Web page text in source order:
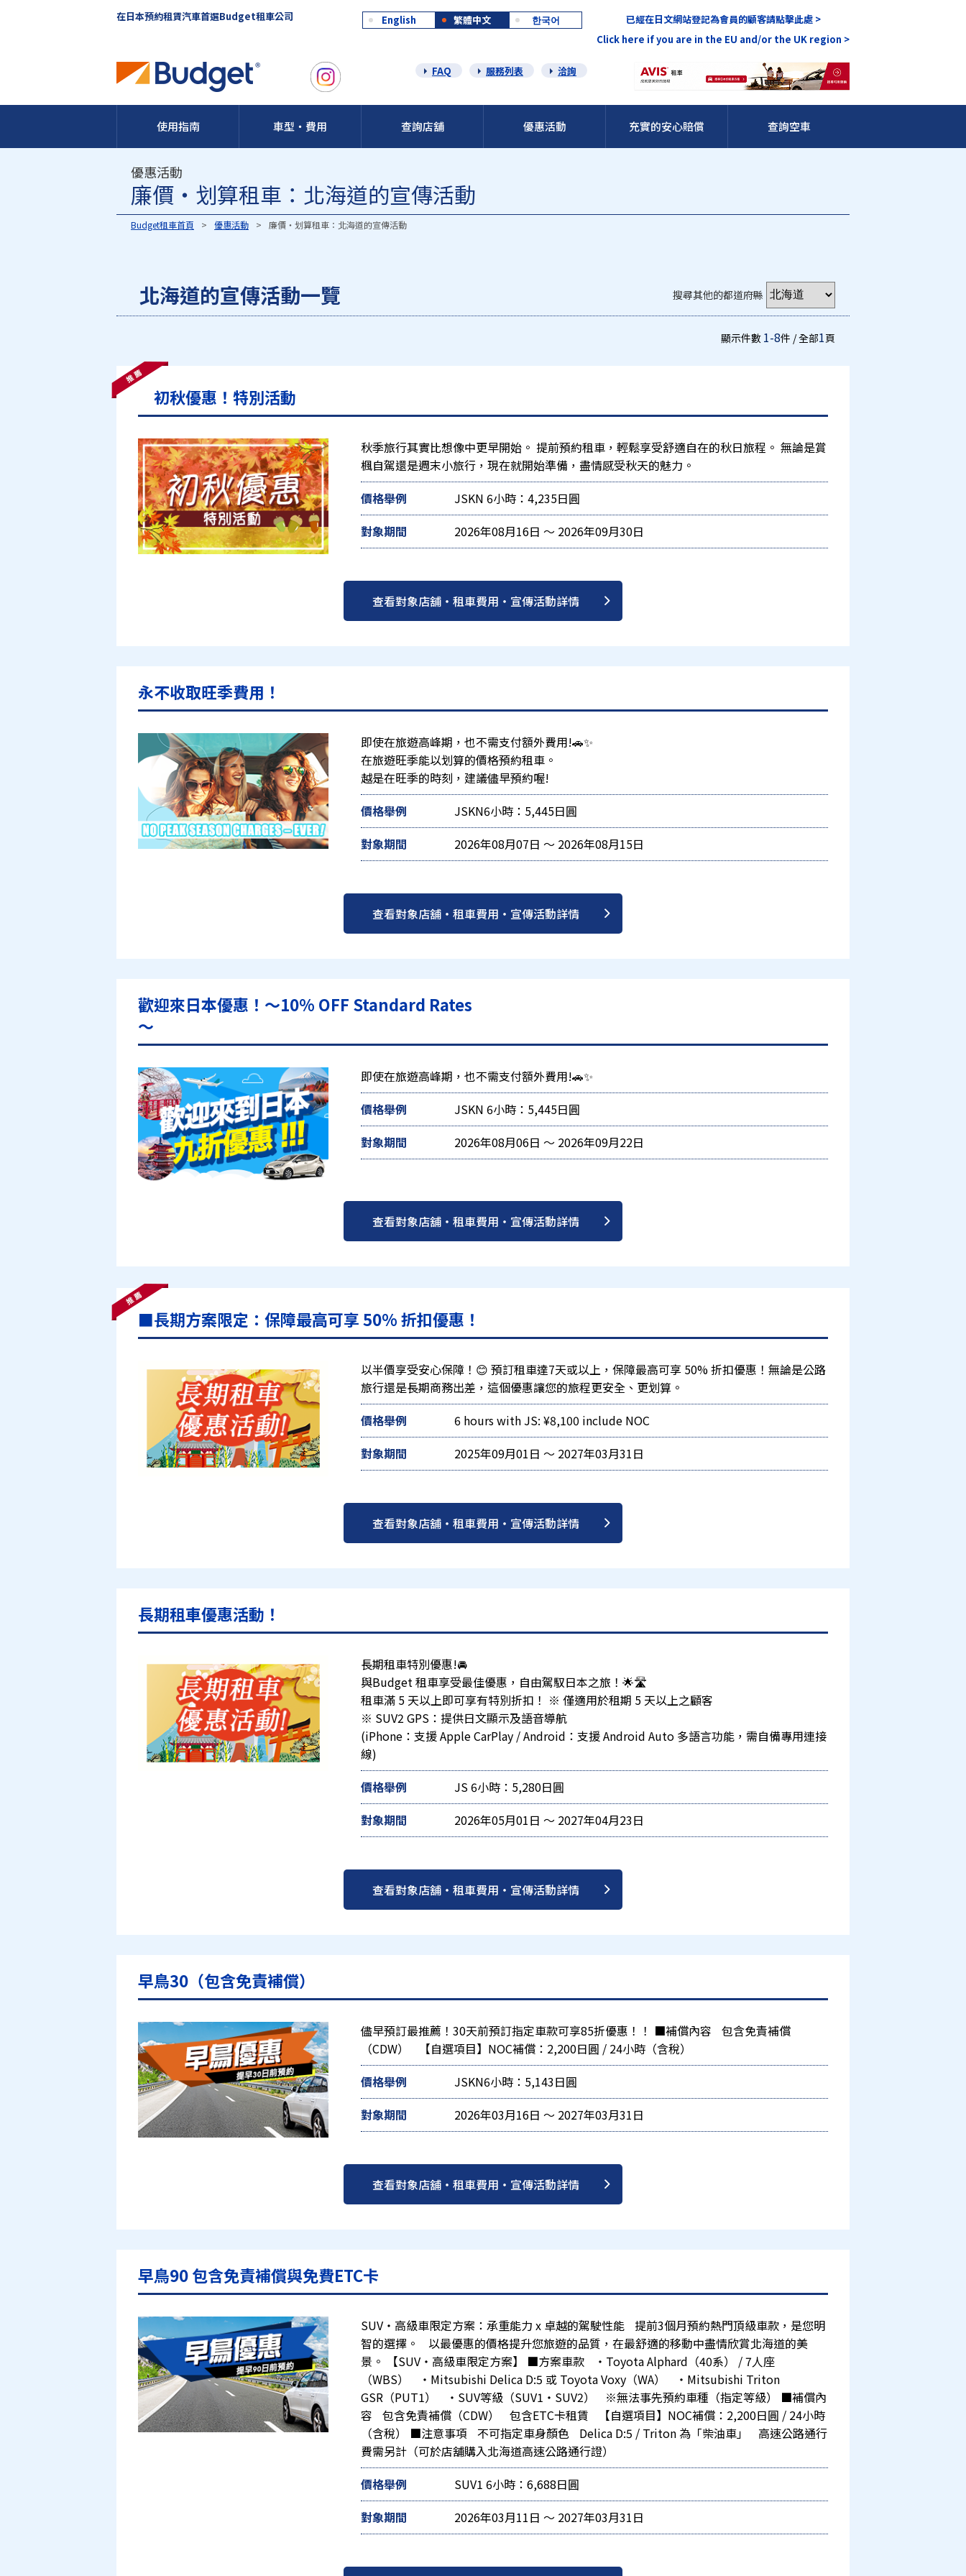
在日本預約租賃汽車首選Budget租車公司
已經在日文網站登記為會員的顧客請點擊此處 >
Click here if you are in the EU and/or the UK region >
English 繁體中文 한국어
FAQ 服務列表 洽詢
使用指南 車型・費用 查詢店舖 優惠活動 充實的安心賠償 查詢空車
優惠活動
廉價・划算租車：北海道的宣傳活動
Budget租車首頁 優惠活動 廉價・划算租車：北海道的宣傳活動
北海道的宣傳活動一覽 搜尋其他的都道府縣
顯示件數 1-8件 / 全部1頁
初秋優惠！特別活動
秋季旅行其實比想像中更早開始。 提前預約租車，輕鬆享受舒適自在的秋日旅程。 無論是賞
楓自駕還是週末小旅行，現在就開始準備，盡情感受秋天的魅力。
價格舉例
JSKN 6小時：4,235日圓
對象期間
2026年08月16日 ～ 2026年09月30日
查看對象店舖・租車費用・宣傳活動詳情
永不收取旺季費用！
即使在旅遊高峰期，也不需支付額外費用!🚗✨
在旅遊旺季能以划算的價格預約租車。
越是在旺季的時刻，建議儘早預約喔!
價格舉例
JSKN6小時：5,445日圓
對象期間
2026年08月07日 ～ 2026年08月15日
查看對象店舖・租車費用・宣傳活動詳情
歡迎來日本優惠！～10% OFF Standard Rates
～
即使在旅遊高峰期，也不需支付額外費用!🚗✨
價格舉例
JSKN 6小時：5,445日圓
對象期間
2026年08月06日 ～ 2026年09月22日
查看對象店舖・租車費用・宣傳活動詳情
■長期方案限定：保障最高可享 50% 折扣優惠！
以半價享受安心保障！😊 預訂租車達7天或以上，保障最高可享 50% 折扣優惠！無論是公路
旅行還是長期商務出差，這個優惠讓您的旅程更安全、更划算。
價格舉例
6 hours with JS: ¥8,100 include NOC
對象期間
2025年09月01日 ～ 2027年03月31日
查看對象店舖・租車費用・宣傳活動詳情
長期租車優惠活動！
長期租車特別優惠!🚘
與Budget 租車享受最佳優惠，自由駕馭日本之旅！🌟🛣️
租車滿 5 天以上即可享有特別折扣！ ※ 僅適用於租期 5 天以上之顧客
※ SUV2 GPS：提供日文顯示及語音導航
(iPhone：支援 Apple CarPlay / Android：支援 Android Auto 多語言功能，需自備專用連接
線)
價格舉例
JS 6小時：5,280日圓
對象期間
2026年05月01日 ～ 2027年04月23日
查看對象店舖・租車費用・宣傳活動詳情
早鳥30（包含免責補償）
儘早預訂最推薦！30天前預訂指定車款可享85折優惠！！ ■補償內容 包含免責補償
（CDW） 【自選項目】NOC補償：2,200日圓 / 24小時（含稅）
價格舉例
JSKN6小時：5,143日圓
對象期間
2026年03月16日 ～ 2027年03月31日
查看對象店舖・租車費用・宣傳活動詳情
早鳥90 包含免責補償與免費ETC卡
SUV・高級車限定方案：承重能力 x 卓越的駕駛性能 提前3個月預約熱門頂級車款，是您明
智的選擇。 以最優惠的價格提升您旅遊的品質，在最舒適的移動中盡情欣賞北海道的美
景。 【SUV・高級車限定方案】 ■方案車款 ・Toyota Alphard（40系） / 7人座
（WBS） ・Mitsubishi Delica D:5 或 Toyota Voxy（WA） ・Mitsubishi Triton
GSR（PUT1） ・SUV等級（SUV1・SUV2） ※無法事先預約車種（指定等級） ■補償內
容 包含免責補償（CDW） 包含ETC卡租賃 【自選項目】NOC補償：2,200日圓 / 24小時
（含稅） ■注意事項 不可指定車身顏色 Delica D:5 / Triton 為「柴油車」 高速公路通行
費需另計（可於店舖購入北海道高速公路通行證）
價格舉例
SUV1 6小時：6,688日圓
對象期間
2026年03月11日 ～ 2027年03月31日